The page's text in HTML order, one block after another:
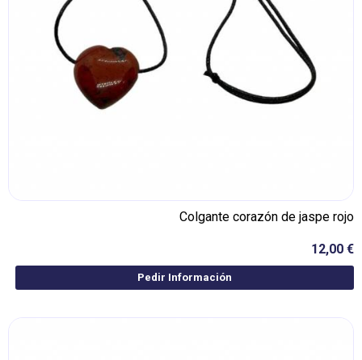
Colgante corazón de jaspe rojo
12,00 €
Pedir Información